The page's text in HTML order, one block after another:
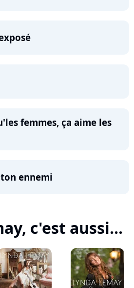
femmes, ça aime les
ennemi
c'est aussi...